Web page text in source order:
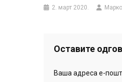
2. март 2020.
Оставите
Ваша адреса е-